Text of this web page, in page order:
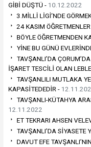
GİBİ DÜŞTÜ - 10.12.2022
3.MİLLİ LİGİ’NDE
24 KASIM
BÖYLE ÖĞRETMENDEN
YİNE BU GÜNÜ
TAVŞANLI’DA
İŞARET TESCİLİ OLAN
TAVŞANLILI MUTLAKA
KAPASİTEDEDİR -
TAVŞANLI-KÜTAHYA
12.11.2022
ET TEKRARI AHSEN
TAVŞANLI’DA SİYASETE
DAVUT EFE